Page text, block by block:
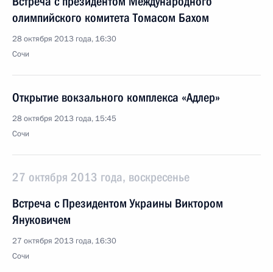
олимпийского комитета Томасом Бахом
28 октября 2013 года, 16:30
Сочи
Открытие вокзального комплекса «Адлер»
28 октября 2013 года, 15:45
Сочи
27 октября 2013 года, воскресенье
Встреча с Президентом Украины Виктором
Януковичем
27 октября 2013 года, 16:30
Сочи